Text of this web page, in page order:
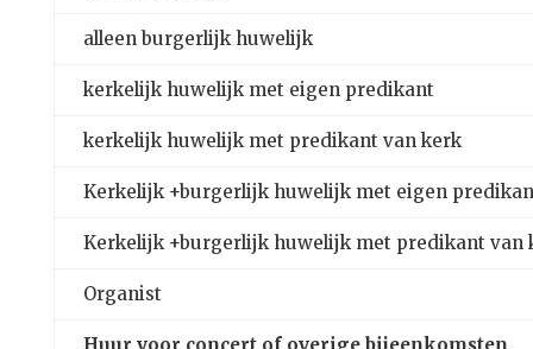
alleen burgerlijk huwelijk
kerkelijk huwelijk met eigen predikant
kerkelijk huwelijk met predikant van kerk
Kerkelijk +burgerlijk huwelijk met eigen
Kerkelijk +burgerlijk huwelijk met predikant van
Organist